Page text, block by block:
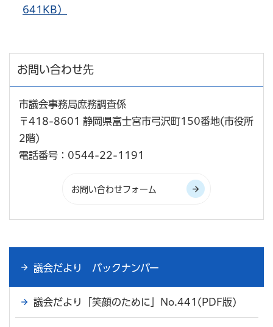
641KB）
お問い合わせ先
市議会事務局庶務調査係
〒418-8601 静岡県富士宮市弓沢町150番地(市役所
2階)
電話番号：0544-22-1191
議会だより バックナンバー
議会だより「笑顔のために」No.441(PDF版)